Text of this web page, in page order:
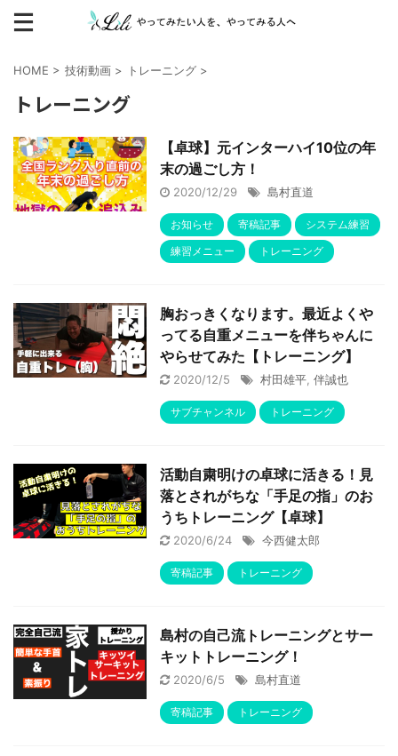
HOME > 技術動画 > トレーニング >
トレーニング
【卓球】元インターハイ10位の年
末の過ごし方！
2020/12/29 島村直道
お知らせ 寄稿記事
システム練習
練習メニュー
トレーニング
胸おっきくなります。最近よくや
ってる自重メニューを伴ちゃんに
やらせてみた【トレーニング】
2020/12/5 村田雄平 伴誠也
サブチャンネル トレーニング
活動自粛明けの卓球に活きる！見
落とされがちな「手足の指」のお
うちトレーニング【卓球】
2020/6/24 今西健太郎
寄稿記事 トレーニング
島村の自己流トレーニングとサー
キットトレーニング！
2020/6/5 島村直道
寄稿記事 トレーニング